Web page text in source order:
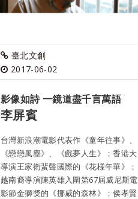
臺北文創
2017-06-02
影像如詩 一鏡道盡千言萬語
李屏賓
台灣新浪潮電影代表作《童年往事》、
《戀戀風塵》、《戲夢人生》；香港大
導演王家衛蜚聲國際的《花樣年華》；
越南裔導演陳英雄入圍第67屆威尼斯電
影節金獅獎的《挪威的森林》；侯孝賢